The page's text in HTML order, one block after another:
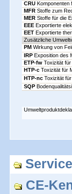
CRU Komponenten
MFR Stoffe zum
MER Stoffe für die
EEE Exportierte
EET Exportierte
Zusätzliche
PM Wirkung von
IRP Exposition des
ETP-fw Toxizität
HTP-c Toxizität für
HTP-nc Toxizität
SQP
CE-